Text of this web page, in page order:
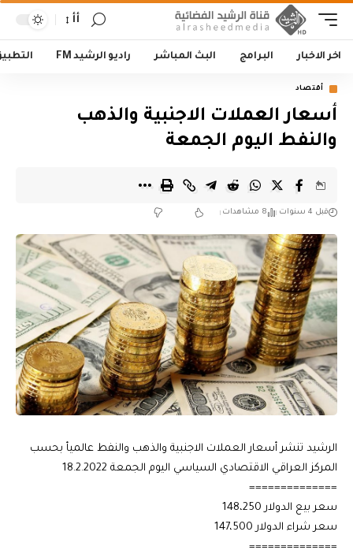
أأ
اخر الاخبار البرامج البث المباشر راديو الرشيد FM
أقتصاد
أسعار العملات الاجنبية والذهب
والنفط اليوم الجمعة
قبل 4 سنوات 8 مشاهدات
الرشيد تنشر أسعار العملات الاجنبية والذهب والنفط عالميأ بحسب
المركز العراقي الاقتصادي السياسي اليوم الجمعة 18.2.2022
==============
سعر بيع الدولار 148،250
سعر شراء الدولار 147،500
==============